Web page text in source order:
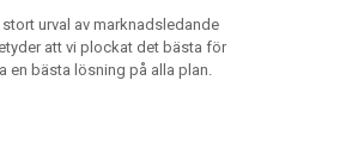
urval av marknadsledande
att vi plockat det bästa för
en bästa lösning på alla plan.